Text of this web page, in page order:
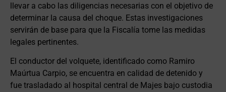
llevar a cabo las diligencias necesarias con el objetivo de
determinar la causa del choque. Estas investigaciones
servirán de base para que la Fiscalía tome las medidas
legales pertinentes.
El conductor del volquete, identificado como Ramiro
Maúrtua Carpio, se encuentra en calidad de detenido y
fue trasladado al hospital central de Majes bajo custodia